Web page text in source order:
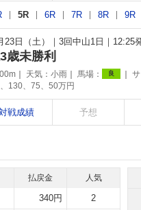
5R 6R 7R 8R 9R
23日（土） 3回中山1日 12:25
歳未勝利
天気： 小雨 馬場： 良
130、75、50万円
戦成績 予想
払戻金 人気
340円 2